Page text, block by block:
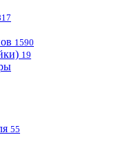
1590
19
55